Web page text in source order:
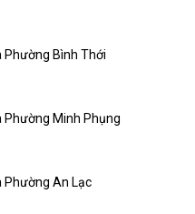
Phường Bình Thới
Phường Minh Phụng
Phường An Lạc